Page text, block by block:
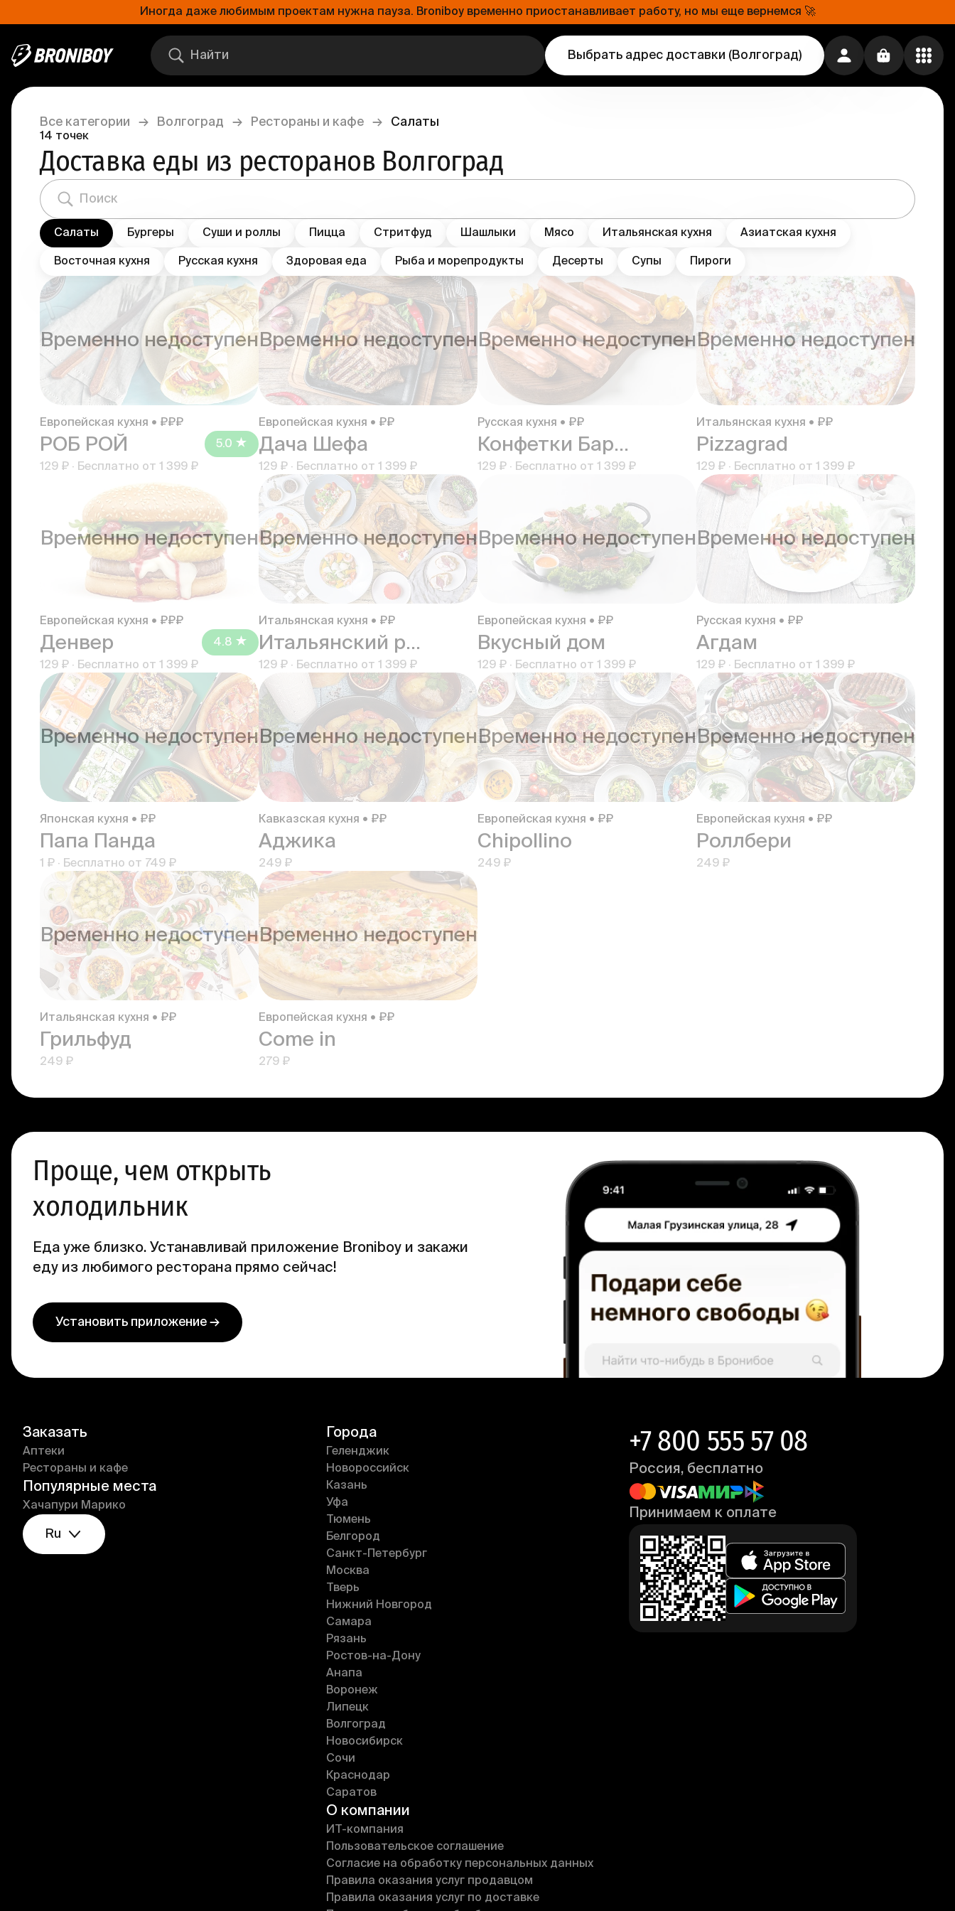
Иногда даже любимым проектам нужна пауза. Broniboy временно приостанавливает работу, но мы еще вернемся 🚀
Выбрать адрес доставки (Волгоград)
Все категории → Волгоград → Рестораны и кафе → Салаты
14 точек
Доставка еды из ресторанов Волгоград
Салаты Бургеры Суши и роллы Пицца Стритфуд Шашлыки Мясо Итальянская кухня Азиатская кухня
Восточная кухня Русская кухня Здоровая еда Рыба и морепродукты Десерты Супы Пироги
Временно недоступен
Европейская кухня • ₽₽₽
РОБ РОЙ
129 ₽ · Бесплатно от 1 399 ₽
5.0
Временно недоступен
Европейская кухня • ₽₽
Дача Шефа
129 ₽ · Бесплатно от 1 399 ₽
Временно недоступен
Русская кухня • ₽₽
Конфетки Бараночки
129 ₽ · Бесплатно от 1 399 ₽
Временно недоступен
Итальянская кухня • ₽₽
Pizzagrad
129 ₽ · Бесплатно от 1 399 ₽
Временно недоступен
Европейская кухня • ₽₽₽
Денвер
129 ₽ · Бесплатно от 1 399 ₽
4.8
Временно недоступен
Итальянская кухня • ₽₽
Итальянский ресторан Solo VICINI
129 ₽ · Бесплатно от 1 399 ₽
Временно недоступен
Европейская кухня • ₽₽
Вкусный дом
129 ₽ · Бесплатно от 1 399 ₽
Временно недоступен
Русская кухня • ₽₽
Агдам
129 ₽ · Бесплатно от 1 399 ₽
Временно недоступен
Японская кухня • ₽₽
Папа Панда
1 ₽ · Бесплатно от 749 ₽
Временно недоступен
Кавказская кухня • ₽₽
Аджика
249 ₽
Временно недоступен
Европейская кухня • ₽₽
Chipollino
249 ₽
Временно недоступен
Европейская кухня • ₽₽
Роллбери
249 ₽
Временно недоступен
Итальянская кухня • ₽₽
Грильфуд
249 ₽
Временно недоступен
Европейская кухня • ₽₽
Come in
279 ₽
Проще, чем открыть
холодильник
Еда уже близко. Устанавливай приложение Broniboy и закажи
еду из любимого ресторана прямо сейчас!
Установить приложение →
Заказать
Аптеки
Рестораны и кафе
Популярные места
Хачапури Марико
Ru
Города
Геленджик
Новороссийск
Казань
Уфа
Тюмень
Белгород
Санкт-Петербург
Москва
Тверь
Нижний Новгород
Самара
Рязань
Ростов-на-Дону
Анапа
Воронеж
Липецк
Волгоград
Новосибирск
Сочи
Краснодар
Саратов
О компании
ИT-компания
Пользовательское соглашение
Согласие на обработку персональных данных
Правила оказания услуг продавцом
Правила оказания услуг по доставке
+7 800 555 57 08
Россия, бесплатно
Принимаем к оплате